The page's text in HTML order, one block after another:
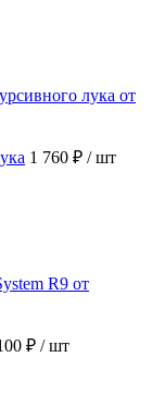
1 760 ₽ / шт
₽ / шт